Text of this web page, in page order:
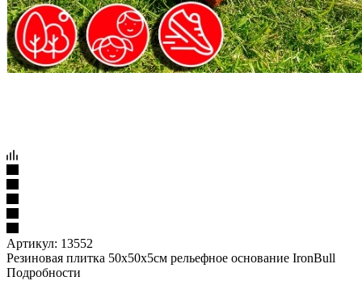
Артикул: 13552
Резиновая плитка 50х50х5см рельефное основание IronBull
Подробности